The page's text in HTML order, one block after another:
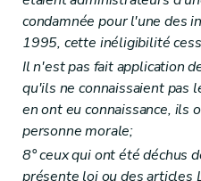
2 De la tutelle des enfants
63
64
65
66
67
condamnée pour l'une des
1995, cette inéligibilité
Il n'est pas fait application
qu'ils ne connaissaient pas
en ont eu connaissance, ils
personne morale;
8° ceux qui ont été déchus
présente loi ou des